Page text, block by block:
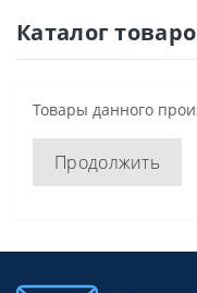
Каталог
Товары данного
Продолжить